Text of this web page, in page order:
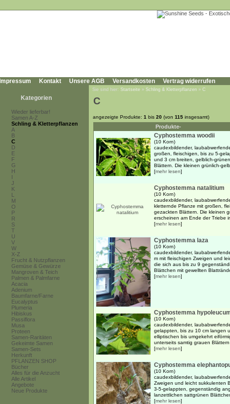
Impressum Kontakt Unsere AGB Versandkosten Vertrag widerrufen
Kategorien
Wieder lieferbar!
Samen A-Z
Schling & Kletterpflanzen
A
B
C
D
E
F
G
H
I
J
K
L
M
O
P
R
S
T
U
V
W
X-Z
Frucht & Nutzpflanzen
Gemüse & Gewürze
Mangroven & Teich
Palmen & Palmfarne
Acacia
Adenium
Baumfarne/Farne
Eucalyptus
Plumeria
Hibiskus
Passiflora
Musa
Proteen
Samen-Raritäten
Gekeimte Samen
Samen-Sets
Herkunft
PFLANZEN SHOP
Bücher
Alles für die Anzucht
Alle Artikel
Angebote
Neue Produkte
Sie sind hier: Startseite » Schling & Kletterpflanzen » C
C
angezeigte Produkte: 1 bis 20 (von 115 insgesamt)
Produkte-
Cyphostemma woodii
(10 Korn)
caudexbildender,
großen, fleischigen, bis zu 5-
und 3 cm breiten, gelblich-
Blättern. Die kleinen grünlich-
[mehr lesen]
Cyphostemma natalitium
(10 Korn)
caudexbildender,
kletternde Pflanze mit großen,
gezackten Blättern. Die kleinen
erscheinen am Ende der Triebe
[mehr lesen]
Cyphostemma laza
(10 Korn)
caudexbildender,
m mit fleischigen Zweigen und
die sich aus bis zu 9
Blättchen mit gewellten
[mehr lesen]
Cyphostemma
(10 Korn)
caudexbildender,
gelappten, bis zu 10 cm langen
elliptischen bis umgekehrt
unterseits samtig grauen Blättern
[mehr lesen]
Cyphostemma
(10 Korn)
caudexbildender,
Zweigen und leicht sukkulenten
3-5-gelappten, gegenständig
lanzettlichen sattgrünen
[mehr lesen]